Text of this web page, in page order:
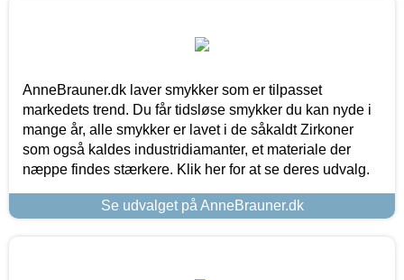
AnneBrauner.dk laver smykker som er tilpasset
markedets trend. Du får tidsløse smykker du kan nyde i
mange år, alle smykker er lavet i de såkaldt Zirkoner
som også kaldes industridiamanter, et materiale der
næppe findes stærkere. Klik her for at se deres udvalg.
Se udvalget på AnneBrauner.dk